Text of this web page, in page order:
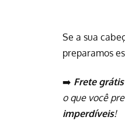
Se a sua
preparamos
➡️ Frete
o que você
imperdíveis!